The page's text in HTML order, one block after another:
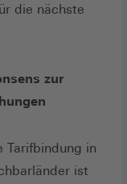
die nächste
zur
Tarifbindung in
ist